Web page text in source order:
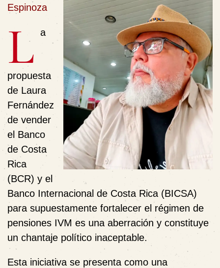
Espinoza
L a
propuesta
de Laura
Fernández
de vender
el Banco
de Costa
Rica
(BCR) y el
Banco Internacional de Costa Rica (BICSA)
para supuestamente fortalecer el régimen de
pensiones IVM es una aberración y constituye
un chantaje político inaceptable.
Esta iniciativa se presenta como una